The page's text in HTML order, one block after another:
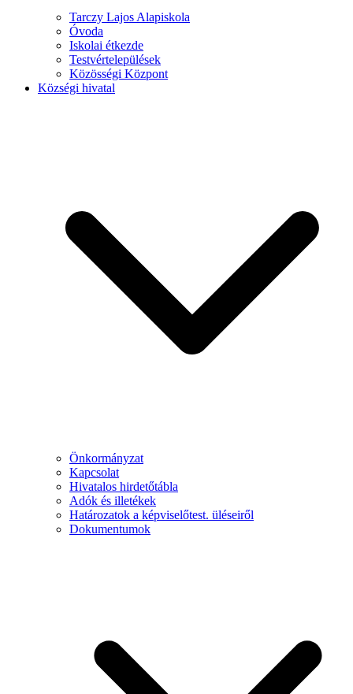
Tarczy Lajos Alapiskola
Óvoda
Iskolai étkezde
Testvértelepülések
Közösségi Központ
Községi hivatal
Önkormányzat
Kapcsolat
Hivatalos hirdetőtábla
Adók és illetékek
Határozatok a képviselőtest. üléseiről
Dokumentumok